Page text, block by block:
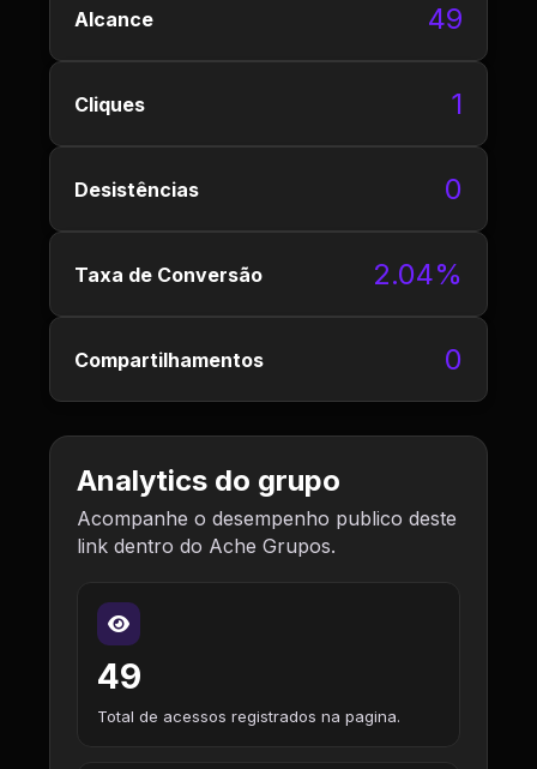
Alcance 49
Cliques 1
Desistências 0
Taxa de Conversão 2.04%
Compartilhamentos 0
Analytics do grupo
Acompanhe o desempenho publico deste
link dentro do Ache Grupos.
49
Total de acessos registrados na pagina.